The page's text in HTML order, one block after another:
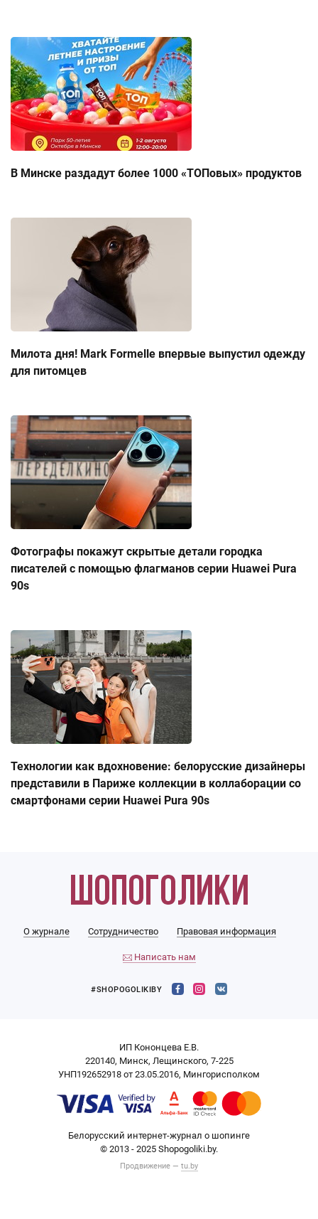
В Минске раздадут более 1000 «ТОПовых» продуктов
Милота дня! Mark Formelle впервые выпустил одежду
для питомцев
Фотографы покажут скрытые детали городка
писателей с помощью флагманов серии Huawei Pura
90s
Технологии как вдохновение: белорусские дизайнеры
представили в Париже коллекции в коллаборации со
смартфонами серии Huawei Pura 90s
О журнале Сотрудничество Правовая информация
Написать нам
#SHOPOGOLIKIBY
ИП Кононцева Е.В.
220140, Минск, Лещинского, 7-225
УНП192652918 от 23.05.2016, Мингорисполком
Белорусский интернет-журнал о шопинге
© 2013 - 2025 Shopogoliki.by.
Продвижение — tu.by